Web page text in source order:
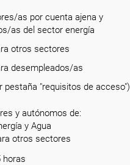
as por cuenta ajena y
as del sector energía
otros sectores
desempleados/as
pestaña "requisitos de acceso")
y autónomos de:
y Agua
otros sectores
horas